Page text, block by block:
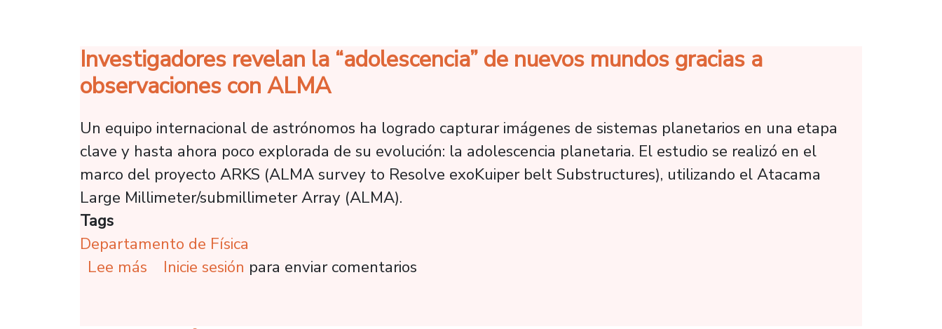
Investigadores revelan la “adolescencia” de nuevos mundos gracias a
observaciones con ALMA
Un equipo internacional de astrónomos ha logrado capturar imágenes de sistemas planetarios en una etapa
clave y hasta ahora poco explorada de su evolución: la adolescencia planetaria. El estudio se realizó en el
marco del proyecto ARKS (ALMA survey to Resolve exoKuiper belt Substructures), utilizando el Atacama
Large Millimeter/submillimeter Array (ALMA).
Tags
Departamento de Física
Lee más sobre Investigadores revelan la “adolescencia” de nuevos mundos gracias a observaciones con ALMA
Inicie sesión para enviar comentarios